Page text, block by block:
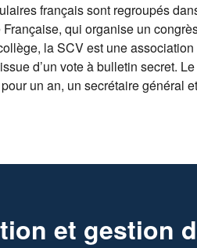
français sont regroupés
qui organise un
la SCV est une
d’un vote à bulletin secret.
un an, un secrétaire général
et gestion